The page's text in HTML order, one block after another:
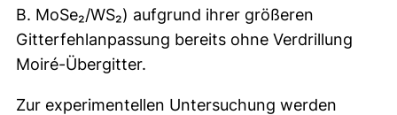
B. MoSe₂/WS₂) aufgrund ihrer größeren
Gitterfehlanpassung bereits ohne Verdrillung
Moiré-Übergitter.
Zur experimentellen Untersuchung werden